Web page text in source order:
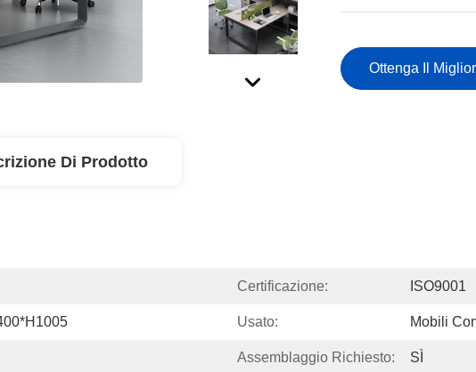
Ottenga Il
Di Prodotto
Certificazione: ISO9001
Usato: Mobili
Assemblaggio Richiesto: SÌ